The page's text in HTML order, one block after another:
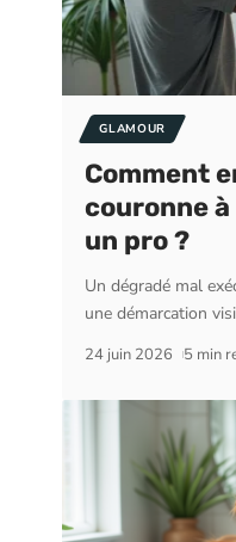
GLAMOUR
Comment
couronne à
un pro ?
Un dégradé mal
une démarcation
24 juin 2026 5 min